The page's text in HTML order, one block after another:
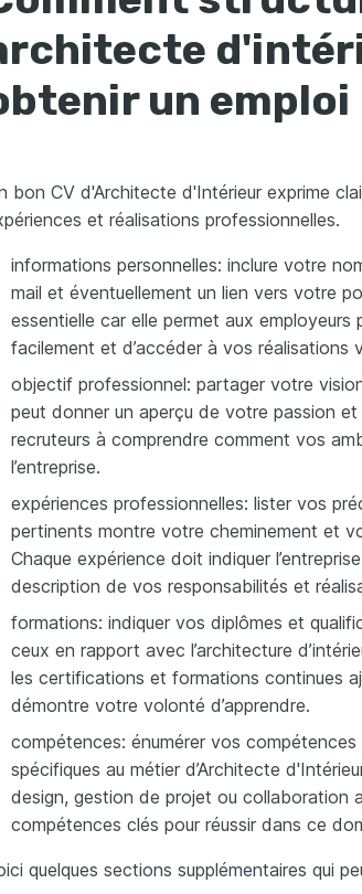
un emploi
bon CV d'Architecte d'Intérieur exprime
et réalisations professionnelles.
informations personnelles: inclure votre
mail et éventuellement un lien vers votre
essentielle car elle permet aux
facilement et d’accéder à vos réalisations
objectif professionnel: partager votre
peut donner un aperçu de votre passion
recruteurs à comprendre comment vos
l’entreprise.
expériences professionnelles: lister vos
pertinents montre votre cheminement et
Chaque expérience doit indiquer
description de vos responsabilités et
formations: indiquer vos diplômes et
ceux en rapport avec l’architecture
les certifications et formations continues
démontre votre volonté d’apprendre.
compétences: énumérer vos
spécifiques au métier d’Architecte
design, gestion de projet ou collaboration
compétences clés pour réussir dans ce
quelques sections supplémentaires qui